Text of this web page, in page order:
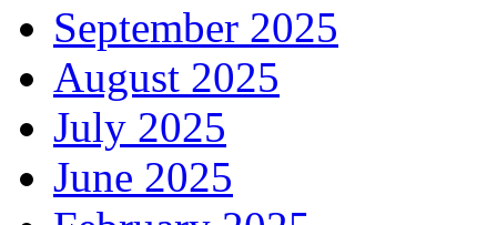
September 2025
August 2025
July 2025
June 2025